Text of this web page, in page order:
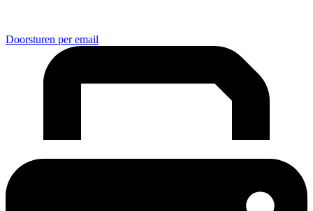
Doorsturen per email